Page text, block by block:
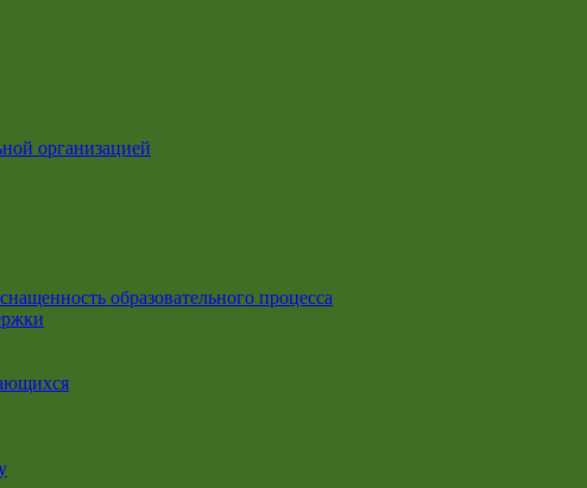
организацией
образовательного процесса